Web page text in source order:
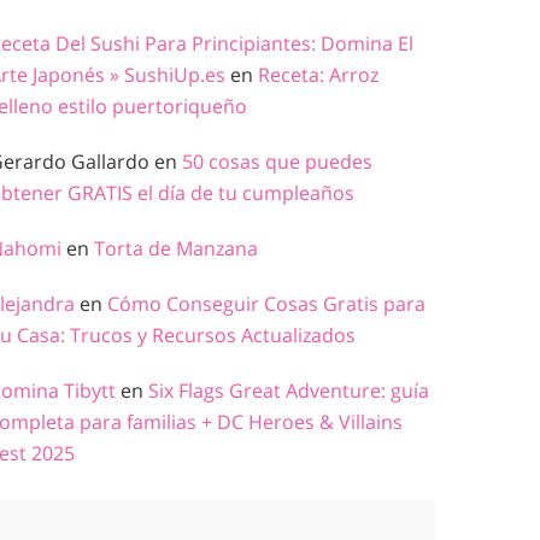
Del Sushi Para Principiantes: Domina El
Japonés » SushiUp.es en Receta: Arroz
estilo puertoriqueño
Gallardo en 50 cosas que puedes
GRATIS el día de tu cumpleaños
en Torta de Manzana
en Cómo Conseguir Cosas Gratis para
Casa: Trucos y Recursos Actualizados
Tibytt en Six Flags Great Adventure: guía
para familias + DC Heroes & Villains
2025